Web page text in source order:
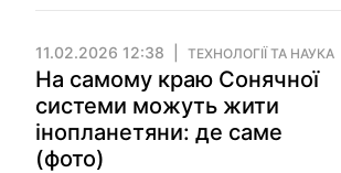
11.02.2026 12:38 ТЕХНОЛОГІЇ ТА НАУКА
На самому краю Сонячної
системи можуть жити
інопланетяни: де саме
(фото)